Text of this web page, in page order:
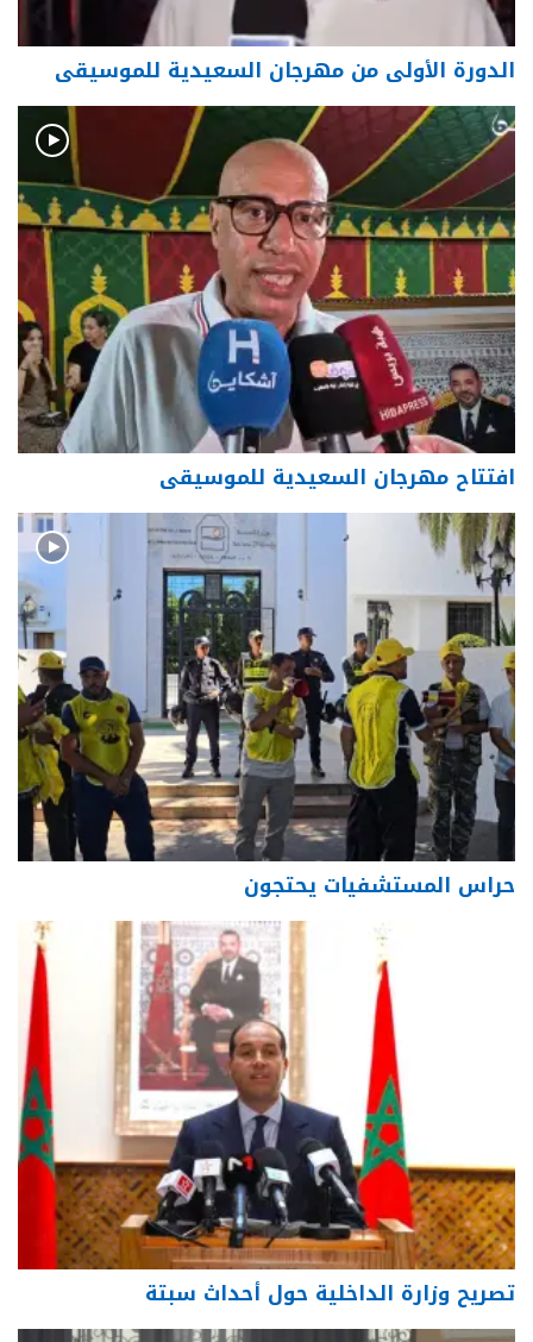
الدورة الأولى من مهرجان السعيدية للموسيقى
افتتاح مهرجان السعيدية للموسيقى
حراس المستشفيات يحتجون
تصريح وزارة الداخلية حول أحداث سبتة